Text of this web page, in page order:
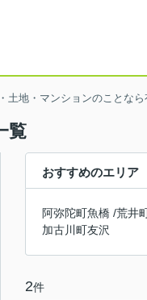
土地・マンションのことな
覧
おすすめのエリア
阿弥陀町魚橋 /荒井
加古川町友沢
2件